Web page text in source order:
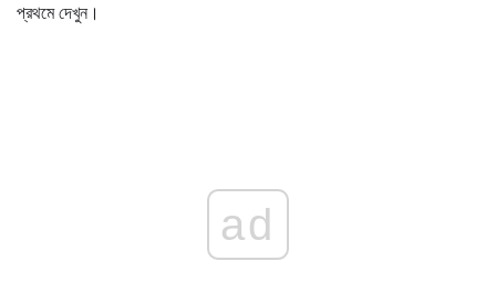
প্রথমে দেখুন।
ad